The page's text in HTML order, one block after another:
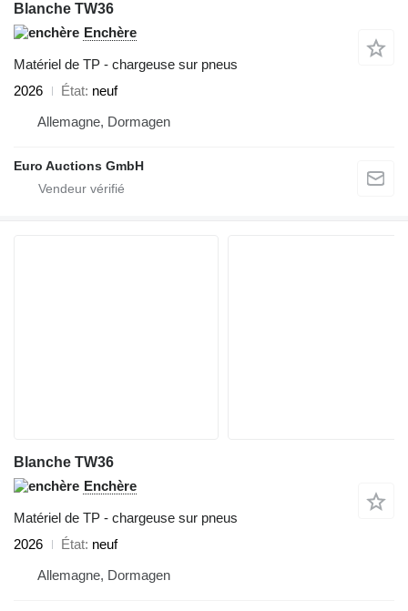
Blanche TW36
Enchère
Matériel de TP - chargeuse sur pneus
2026
État neuf
Allemagne, Dormagen
Euro Auctions GmbH
Blanche TW36
Enchère
Matériel de TP - chargeuse sur pneus
2026
État neuf
Allemagne, Dormagen